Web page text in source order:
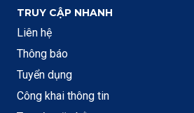
TRUY CẬP NHANH
Liên hệ
Thông báo
Tuyển dụng
Công khai thông tin